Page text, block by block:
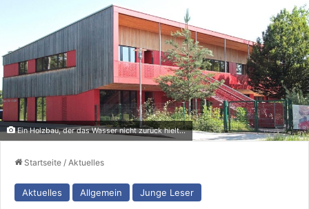
Ein Holzbau, der das Wasser nicht zurück hielt...
Startseite / Aktuelles
Aktuelles Allgemein Junge Leser